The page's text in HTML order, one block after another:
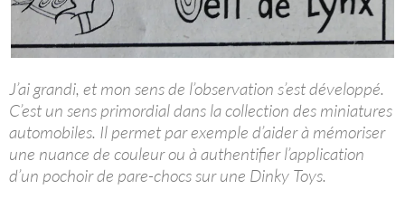
J’ai grandi, et mon sens de l’observation s’est développé.
C’est un sens primordial dans la collection des miniatures
automobiles. Il permet par exemple d’aider à mémoriser
une nuance de couleur ou à authentifier l’application
d’un pochoir de pare-chocs sur une Dinky Toys.